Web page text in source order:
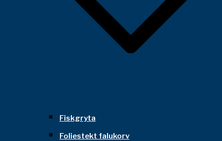
Fiskgryta
Foliestekt falukorv